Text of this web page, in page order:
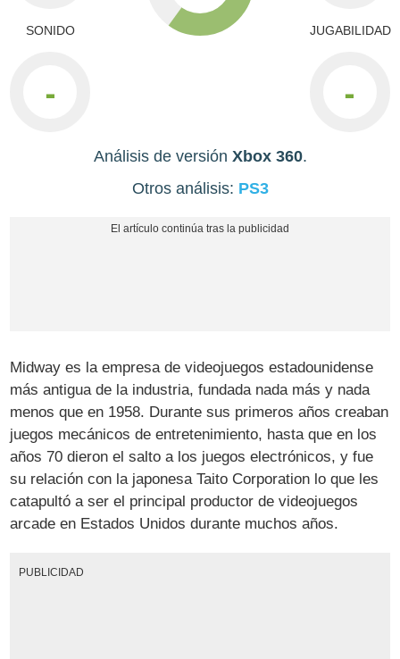
SONIDO
-
JUGABILIDAD
-
Análisis de versión Xbox 360.
Otros análisis: PS3
Midway es la empresa de videojuegos estadounidense
más antigua de la industria, fundada nada más y nada
menos que en 1958. Durante sus primeros años creaban
juegos mecánicos de entretenimiento, hasta que en los
años 70 dieron el salto a los juegos electrónicos, y fue
su relación con la japonesa Taito Corporation lo que les
catapultó a ser el principal productor de videojuegos
arcade en Estados Unidos durante muchos años.
PUBLICIDAD